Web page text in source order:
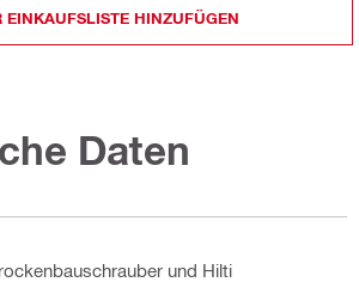
EINKAUFSLISTE HINZUFÜGEN
Daten
und Hilti